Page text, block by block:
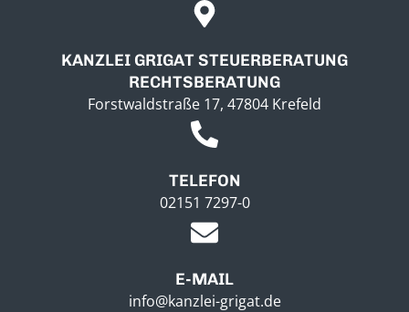
KANZLEI GRIGAT STEUERBERATUNG
RECHTSBERATUNG
Forstwaldstraße 17, 47804 Krefeld
TELEFON
02151 7297-0
E-MAIL
info@kanzlei-grigat.de